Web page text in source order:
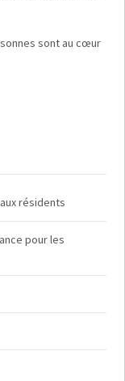
sont au cœur
résidents
pour les